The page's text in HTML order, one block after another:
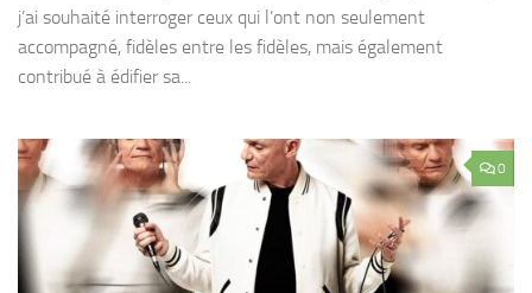
j’ai souhaité interroger ceux qui l’ont non seulement
accompagné, fidèles entre les fidèles, mais également
contribué à édifier sa...
0